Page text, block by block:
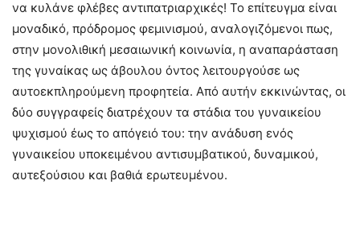
να κυλάνε φλέβες αντιπατριαρχικές! Το επίτευγμα είναι
μοναδικό, πρόδρομος φεμινισμού, αναλογιζόμενοι πως,
στην μονολιθική μεσαιωνική κοινωνία, η αναπαράσταση
της γυναίκας ως άβουλου όντος λειτουργούσε ως
αυτοεκπληρούμενη προφητεία. Από αυτήν εκκινώντας, οι
δύο συγγραφείς διατρέχουν τα στάδια του γυναικείου
ψυχισμού έως το απόγειό του: την ανάδυση ενός
γυναικείου υποκειμένου αντισυμβατικού, δυναμικού,
αυτεξούσιου και βαθιά ερωτευμένου.